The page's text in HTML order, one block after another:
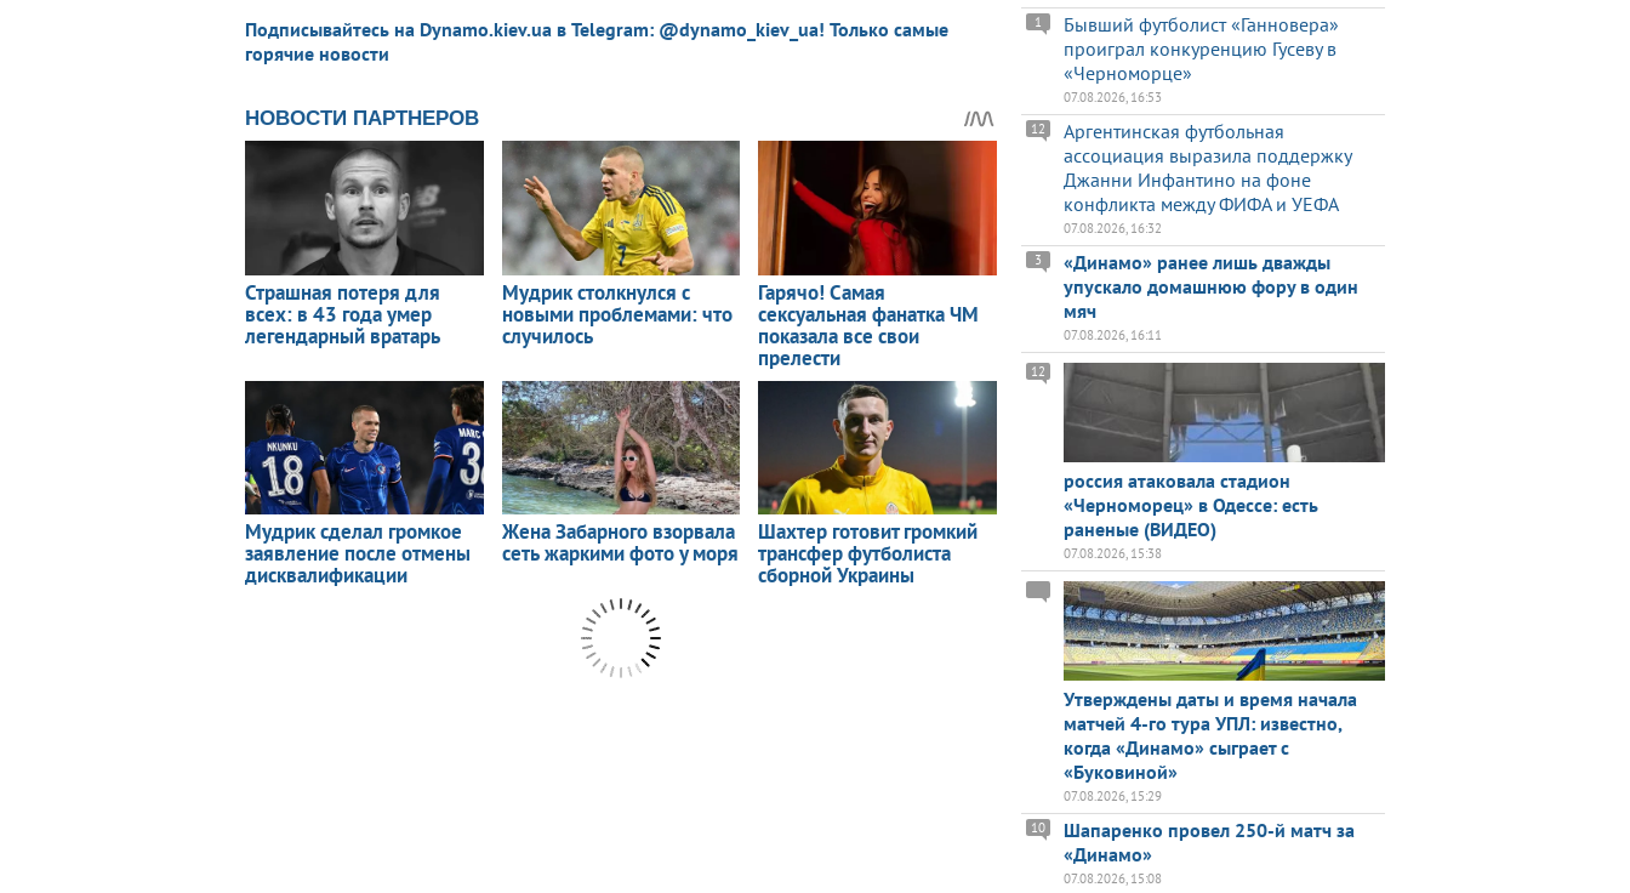
Подписывайтесь на Dynamo.kiev.ua в Telegram: @dynamo_kiev_ua! Только самые
горячие новости
Бывший футболист «Ганновера»
проиграл конкуренцию Гусеву в
«Черноморце»
1
07.08.2026, 16:53
Аргентинская футбольная
ассоциация выразила поддержку
Джанни Инфантино на фоне
конфликта между ФИФА и УЕФА
12
07.08.2026, 16:32
«Динамо» ранее лишь дважды
упускало домашнюю фору в один
мяч
3
07.08.2026, 16:11
россия атаковала стадион
«Черноморец» в Одессе: есть
раненые (ВИДЕО)
12
07.08.2026, 15:38
Утверждены даты и время начала
матчей 4-го тура УПЛ: известно,
когда «Динамо» сыграет с
«Буковиной»
07.08.2026, 15:29
Шапаренко провел 250-й матч за
«Динамо»
10
07.08.2026, 15:08